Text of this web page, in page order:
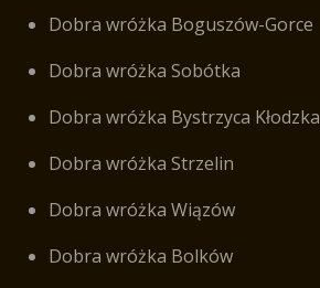
Dobra wróżka Boguszów-Gorce
Dobra wróżka Sobótka
Dobra wróżka Bystrzyca Kłodzka
Dobra wróżka Strzelin
Dobra wróżka Wiązów
Dobra wróżka Bolków